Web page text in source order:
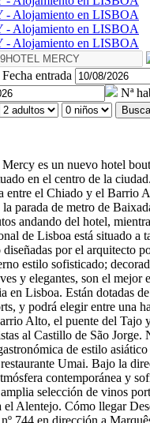
Fecha entrada
Nª
es un nuevo hotel
en el centro de la
entre el Chiado y el Barrio
parada de metro de
andando del hotel,
de Lisboa está situado a
por el arquitecto
estilo sofisticado;
y elegantes, son el mejor
en Lisboa. Están dotadas
y podrá elegir entre una
Alto, el puente del Tajo
al Castillo de São Jorge.
de estilo
Umai. Bajo la
contemporánea y
selección de vinos
el Alentejo. Cómo llegar
744 en dirección a